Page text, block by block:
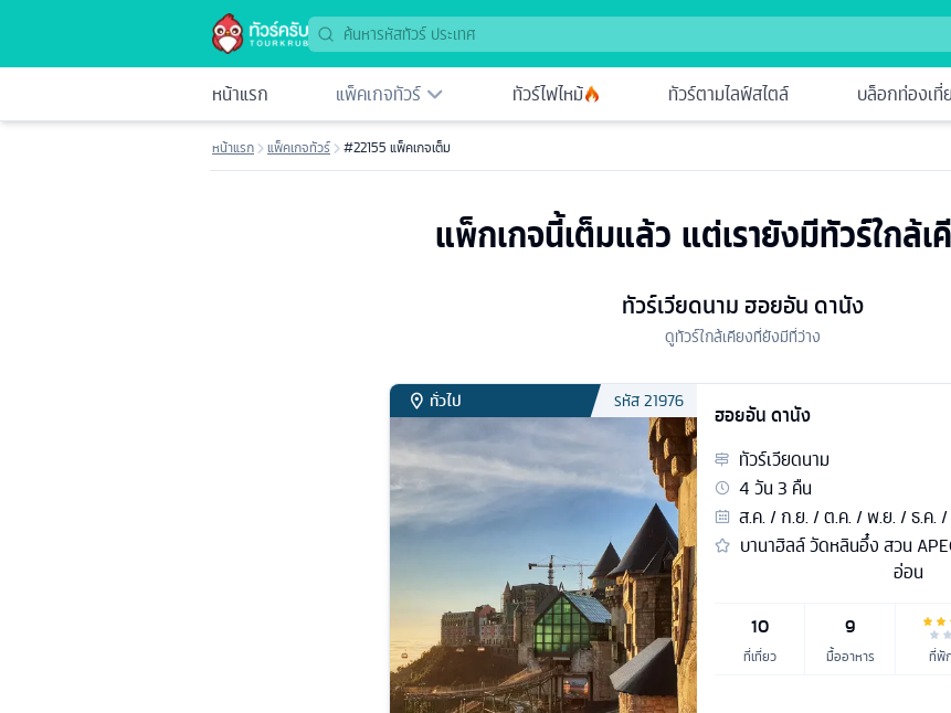
หน้าแรก แพ็คเกจทัวร์ ทัวร์ไฟไหม้ ทัวร์ตามไลฟ์สไตล์ บล็อกท่องเที่
หน้าแรก แพ็คเกจทัวร์ #22155 แพ็คเกจเต็ม
แพ็กเกจนี้เต็มแล้ว แต่เรายังมีทัวร์ใกล้
ทัวร์เวียดนาม ฮอยอัน ดานัง
ดูทัวร์ใกล้เคียงที่ยังมีที่ว่าง
ทั่วไป รหัส21976
ฮอยอัน ดานัง
ทัวร์เวียดนาม
4วัน3 คืน
ส.ค. / ก.ย. / ต.ค. / พ.ย. / ธ.ค.
บานาฮิลล์ วัดหลินอึ๋ง สวน
อ่อน
10
ที่เที่ยว
9
มื้ออาหาร ที่พั